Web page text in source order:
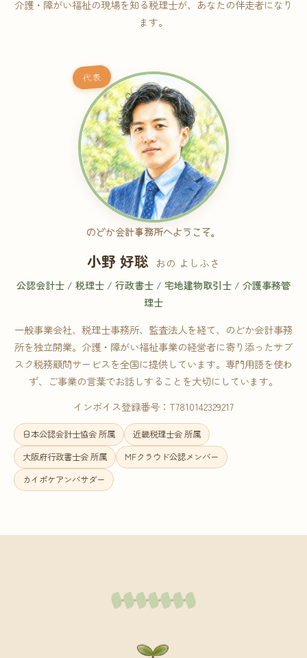
介護・障がい福祉の現場を知る税理士が、あなたの伴走者になり
ます。
代表
のどか会計事務所へようこそ。
小野 好聡 おの よしふさ
公認会計士 / 税理士 / 行政書士 / 宅地建物取引士 / 介護事務管
理士
一般事業会社、税理士事務所、監査法人を経て、のどか会計事務
所を独立開業。介護・障がい福祉事業の経営者に寄り添ったサブ
スク税務顧問サービスを全国に提供しています。専門用語を使わ
ず、ご事業の言葉でお話しすることを大切にしています。
インボイス登録番号：T7810142329217
日本公認会計士協会 所属
近畿税理士会 所属
大阪府行政書士会 所属
MFクラウド公認メンバー
カイポケアンバサダー